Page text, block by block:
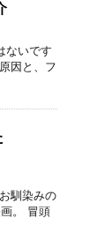
ないです
因と、フ
馴染みの
。 冒頭